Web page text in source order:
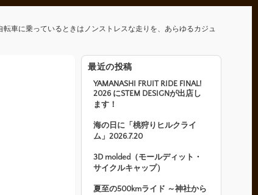
車に乗っているときはノンストレスな走りを、あらゆるカジュ
最近の投稿
YAMANASHI FRUIT RIDE FINAL!
2026 にSTEM DESIGNが出店し
ます！
海の日に「桃狩りヒルクライ
ム」2026.7.20
3D molded（モールディット・
サイクルキャップ）
夏至の500kmライド ～神社から